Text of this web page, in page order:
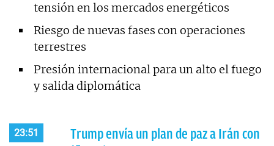
tensión en los mercados energéticos
Riesgo de nuevas fases con operaciones
terrestres
Presión internacional para un alto el fuego
y salida diplomática
23:51
Trump envía un plan de paz a Irán con